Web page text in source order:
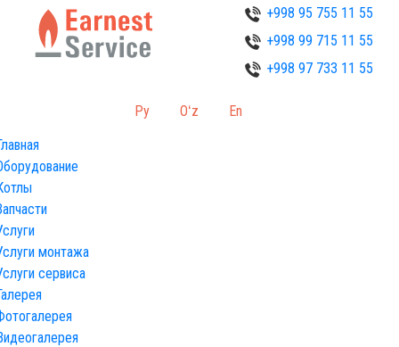
+998 95 755 11 55
+998 99 715 11 55
+998 97 733 11 55
Ру Oʻz
En
монтажа
сервиса